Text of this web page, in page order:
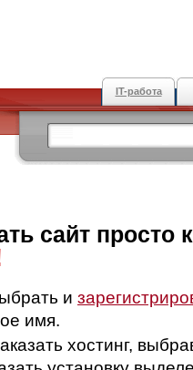
IT-работа
сайт просто
и
имя.
хостинг,